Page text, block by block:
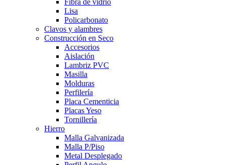
Fibra de vidrio
Lisa
Policarbonato
Clavos y alambres
Construcción en Seco
Accesorios
Aislación
Lambriz PVC
Masilla
Molduras
Perfilería
Placa Cementicia
Placas Yeso
Tornillería
Hierro
Malla Galvanizada
Malla P/Piso
Metal Desplegado